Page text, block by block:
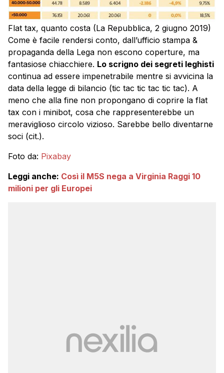
Flat tax, quanto costa (La Repubblica, 2 giugno 2019)
Come è facile rendersi conto, dall’ufficio stampa &
propaganda della Lega non escono coperture, ma
fantasiose chiacchiere. Lo scrigno dei segreti leghisti
continua ad essere impenetrabile mentre si avvicina la
data della legge di bilancio (tic tac tic tac tic tac). A
meno che alla fine non propongano di coprire la flat
tax con i minibot, cosa che rappresenterebbe un
meraviglioso circolo vizioso. Sarebbe bello diventarne
soci (cit.).
Foto da: Pixabay
Leggi anche: Così il M5S nega a Virginia Raggi 10
milioni per gli Europei